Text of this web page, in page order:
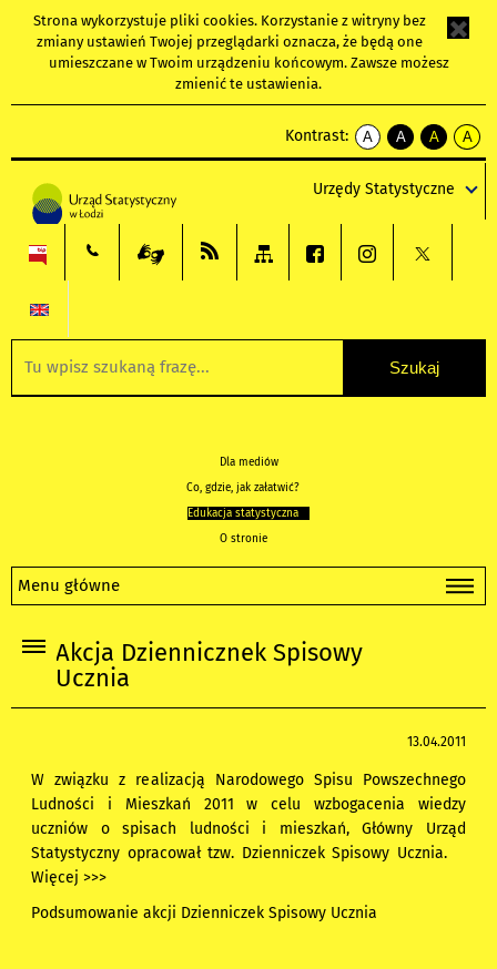
Strona wykorzystuje pliki cookies. Korzystanie z witryny bez
zmiany ustawień Twojej przeglądarki oznacza, że będą one
umieszczane w Twoim urządzeniu końcowym. Zawsze możesz
zmienić te ustawienia.
Kontrast:
A
kontrast
A
kontrast
tekst
czarnym
A
kontrast
tekst
czarnym
A
tekst
żółtym
Urzędy Statystyczne
Dla mediów
Co, gdzie, jak załatwić?
Edukacja statystyczna
O stronie
Menu główne
Akcja Dziennicznek Spisowy
Ucznia
13.04.2011
W związku z realizacją Narodowego Spisu Powszechnego
Ludności i Mieszkań 2011 w celu wzbogacenia wiedzy
uczniów o spisach ludności i mieszkań, Główny Urząd
Statystyczny opracował tzw. Dzienniczek Spisowy Ucznia.
Więcej >>>
Podsumowanie akcji Dzienniczek Spisowy Ucznia